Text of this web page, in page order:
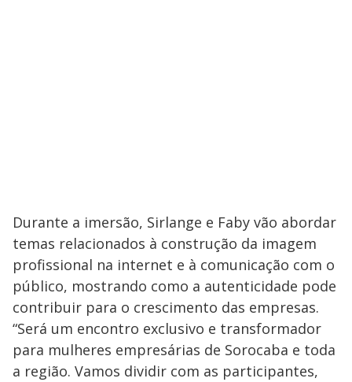
Durante a imersão, Sirlange e Faby vão abordar
temas relacionados à construção da imagem
profissional na internet e à comunicação com o
público, mostrando como a autenticidade pode
contribuir para o crescimento das empresas.
“Será um encontro exclusivo e transformador
para mulheres empresárias de Sorocaba e toda
a região. Vamos dividir com as participantes,